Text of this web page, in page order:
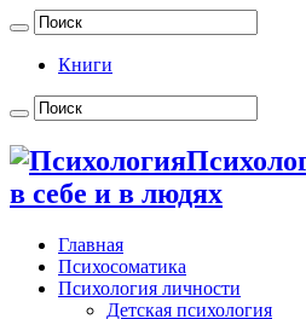
Книги
в себе и в людях
Главная
Психосоматика
Психология личности
Детская психология